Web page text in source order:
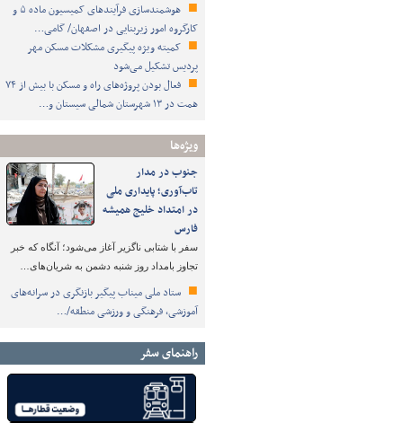
هوشمندسازی فرآیندهای کمیسیون ماده ۵ و
کارگروه امور زیربنایی در اصفهان/ گامی…
کمیته ویژه پیگیری مشکلات مسکن مهر
پردیس تشکیل می‌شود
فعال بودن پروژه‌های راه و مسکن با بیش از ۷۴
همت در ۱۳ شهرستان شمالی سیستان و…
ویژه‌ها
جنوب در مدار
تاب‌آوری؛ پایداری ملی
در امتداد خلیج همیشه
فارس
سفر با شتابی ناگزیر آغاز می‌شود؛ آنگاه که خبر
تجاوز بامداد روز شنبه دشمن به شریان‌های…
ستاد ملی میناب پیگیر بازنگری در سرانه‌های
آموزشی، فرهنگی و ورزشی منطقه/…
راهنمای سفر